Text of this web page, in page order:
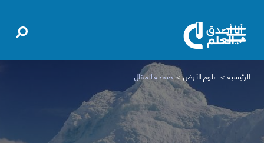
الرئيسية علوم الأرض صفحة المقال